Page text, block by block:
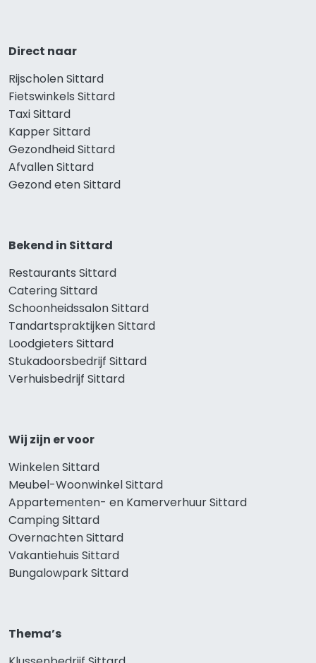
Direct naar
Rijscholen Sittard
Fietswinkels Sittard
Taxi Sittard
Kapper Sittard
Gezondheid Sittard
Afvallen Sittard
Gezond eten Sittard
Bekend in Sittard
Restaurants Sittard
Catering Sittard
Schoonheidssalon Sittard
Tandartspraktijken Sittard
Loodgieters Sittard
Stukadoorsbedrijf Sittard
Verhuisbedrijf Sittard
Wij zijn er voor
Winkelen Sittard
Meubel-Woonwinkel Sittard
Appartementen- en Kamerverhuur Sittard
Camping Sittard
Overnachten Sittard
Vakantiehuis Sittard
Bungalowpark Sittard
Thema’s